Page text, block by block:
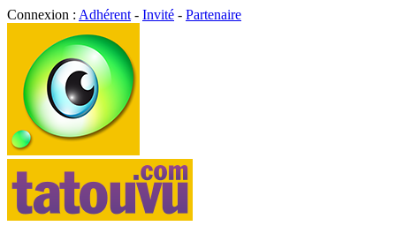
Connexion : Adhérent - Invité - Partenaire